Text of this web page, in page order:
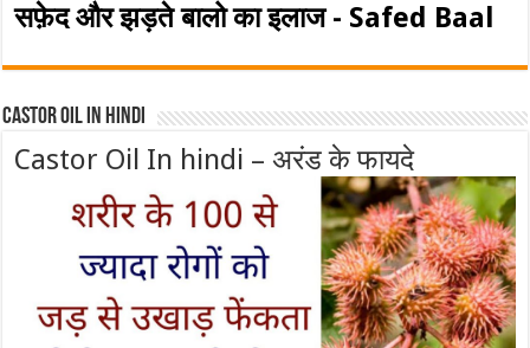
सफ़ेद और झड़ते बालो का इलाज - Safed Baal
Castor Oil In Hindi
Castor Oil In hindi – अरंड के फायदे